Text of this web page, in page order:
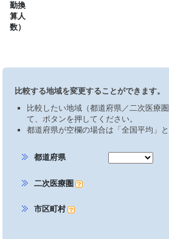
勤換
算人
数）
比較する地域を変更することができます。
比較したい地域（都道府県／二次医療
て、ボタンを押してください。
都道府県が空欄の場合は「全国平均」と
都道府県
二次医療圏
市区町村